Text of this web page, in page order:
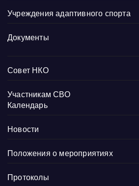
Учреждения адаптивного спорта
Документы
Совет НКО
Участникам СВО
Календарь
Новости
Положения о мероприятиях
Протоколы